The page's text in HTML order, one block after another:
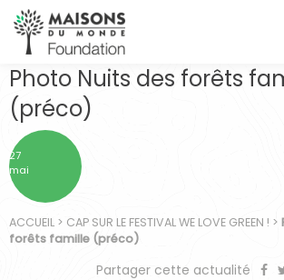
Photo Nuits des forêts
(préco)
27
mai
ACCUEIL > CAP SUR LE FESTIVAL WE LOVE GREEN ! >
forêts famille (préco)
Partager cette actualité